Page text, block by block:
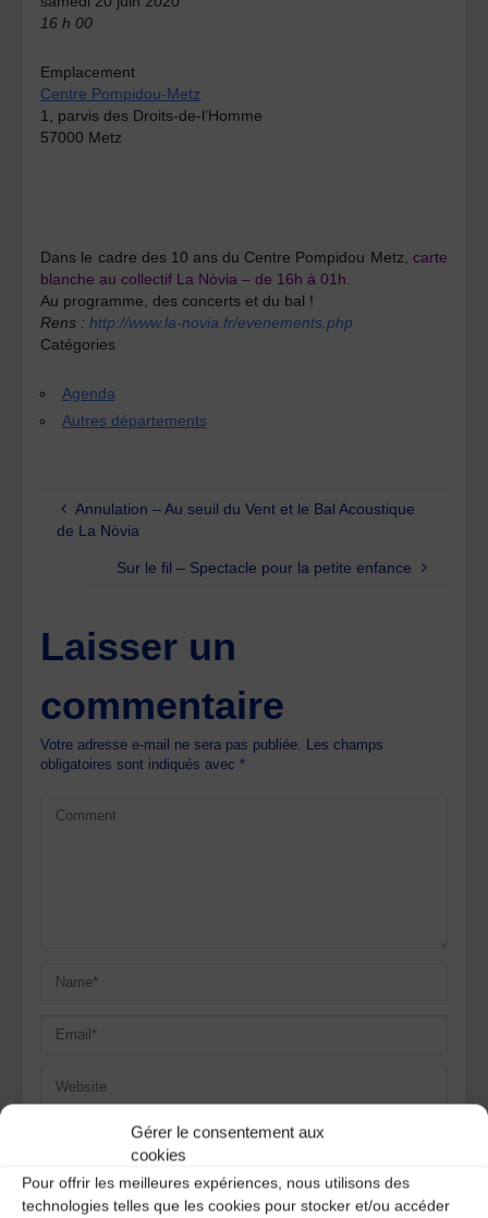
Gérer le consentement aux
cookies
Pour offrir les meilleures expériences, nous utilisons des
technologies telles que les cookies pour stocker et/ou accéder
16 h 00
Emplacement
Centre Pompidou-Metz
1, parvis des Droits-de-l’Homme
57000 Metz
Dans le cadre des 10 ans du Centre Pompidou Metz, carte
blanche au collectif La Nòvia – de 16h à 01h.
Au programme, des concerts et du bal !
Rens :http://www.la-novia.fr/evenements.php
Catégories
Agenda
Autres départements
Annulation – Au seuil du Vent et le Bal Acoustique
de La Nòvia
Sur le fil – Spectacle pour la petite enfance
Laisser un
commentaire
Votre adresse e-mail ne sera pas publiée. Les champs
obligatoires sont indiqués avec*
Save my name, email, and site URL in my browser for next
time I post a comment.